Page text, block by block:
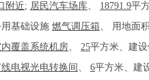
附近; 居民汽车场库、 18791.9平
基础设施 燃气调压箱、 用地面积
覆盖系统机房、 25平方米、建
电视光电转换间 、 6平方米、建